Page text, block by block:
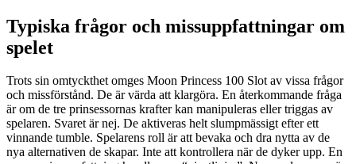
Typiska frågor och missuppfattningar om
spelet
Trots sin omtyckthet omges Moon Princess 100 Slot av vissa frågor
och missförstånd. De är värda att klargöra. En återkommande fråga
är om de tre prinsessornas krafter kan manipuleras eller triggas av
spelaren. Svaret är nej. De aktiveras helt slumpmässigt efter ett
vinnande tumble. Spelarens roll är att bevaka och dra nytta av de
nya alternativen de skapar. Inte att kontrollera när de dyker upp. En